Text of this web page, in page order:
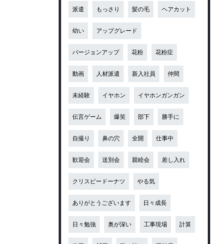
派遣 もっさり 髪の毛 ヘアカット
幼い アップグレード
バージョンアップ 花粉 花粉症
動画 人材派遣 新入社員 仲間
未経験 イヤホン イヤホンガンガン
伝言ゲーム 爆笑 部下 勝手に
自撮り 鼻の穴 全開 仕事中
歓迎会 送別会 親睦会 差し入れ
クリスピードーナツ やる気
ありがとうございます 日々成長
日々勉強 奥が深い 工事現場 計算